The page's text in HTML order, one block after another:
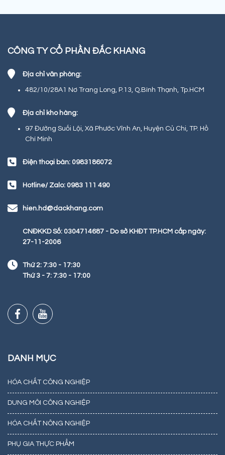
CÔNG TY CỔ PHẦN ĐẮC KHANG
Địa chỉ văn phòng:
482/10/28A1 Nơ Trang Long, P.13, Q.Bình Thạnh, Tp.HCM
Địa chỉ kho hàng:
97 Đường Suối Lội, Xã Phước Vĩnh An, Huyện Củ Chi, TP. Hồ
Chí Minh
Điện thoại bàn: 0983186072
Hotline/ Zalo: 0983 111 490
hien.hd@dackhang.com
CNĐKKD Số: 0304714687 - Do sở KHĐT TP.HCM cấp ngày:
27-11-2006
Thứ 2: 7:30 - 17:30
Thứ 3 - 7: 7:30 - 17:00
DANH MỤC
HÓA CHẤT CÔNG NGHIỆP
DUNG MÔI CÔNG NGHIỆP
HÓA CHẤT NÔNG NGHIỆP
PHỤ GIA THỰC PHẨM